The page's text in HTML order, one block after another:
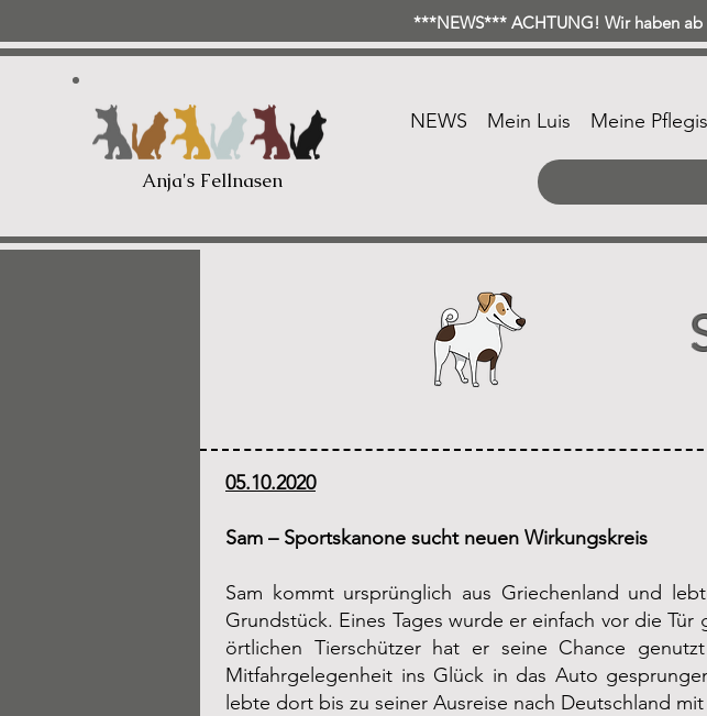
***NEWS*** ACHTUNG! Wir haben
Anja's Fellnasen
NEWS Mein Luis Meine Pflegis
05.10.2020
Sam – Sportskanone sucht neuen Wirkungskreis
Sam kommt ursprünglich aus Griechenland und
Grundstück. Eines Tages wurde er einfach vor die
örtlichen Tierschützer hat er seine Chance
Mitfahrgelegenheit ins Glück in das Auto
lebte dort bis zu seiner Ausreise nach Deutschland